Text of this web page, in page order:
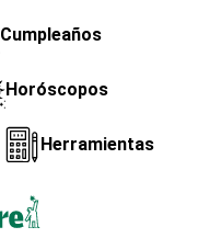
Cumpleaños
Horóscopos
Herramientas